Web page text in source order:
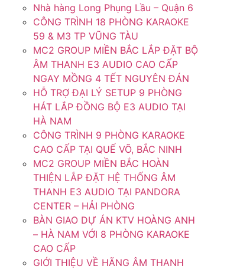
Nhà hàng Long Phụng Lầu – Quận 6
CÔNG TRÌNH 18 PHÒNG KARAOKE
59 & M3 TP VŨNG TÀU
MC2 GROUP MIỀN BẮC LẮP ĐẶT BỘ
ÂM THANH E3 AUDIO CAO CẤP
NGAY MỒNG 4 TẾT NGUYÊN ĐÁN
HỖ TRỢ ĐẠI LÝ SETUP 9 PHÒNG
HÁT LẮP ĐỒNG BỘ E3 AUDIO TẠI
HÀ NAM
CÔNG TRÌNH 9 PHÒNG KARAOKE
CAO CẤP TẠI QUẾ VÕ, BẮC NINH
MC2 GROUP MIỀN BẮC HOÀN
THIỆN LẮP ĐẶT HỆ THỐNG ÂM
THANH E3 AUDIO TẠI PANDORA
CENTER – HẢI PHÒNG
BÀN GIAO DỰ ÁN KTV HOÀNG ANH
– HÀ NAM VỚI 8 PHÒNG KARAOKE
CAO CẤP
GIỚI THIỆU VỀ HÃNG ÂM THANH